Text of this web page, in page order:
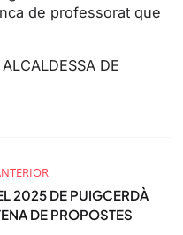
de professorat que
DE
2025 DE PUIGCERDÀ
DE PROPOSTES